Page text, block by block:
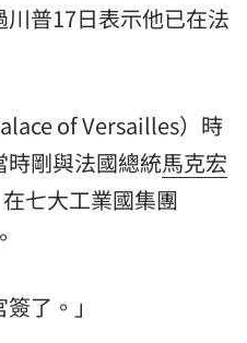
普17日表示他已在法
of Versailles）時
時剛與法國總統馬克宏
七大工業國集團
了。」